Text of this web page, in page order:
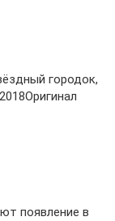
городок,
появление в